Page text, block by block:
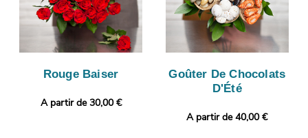
Rouge Baiser
A partir de 30,00 €
Goûter De Chocolats
D'Été
A partir de 40,00 €